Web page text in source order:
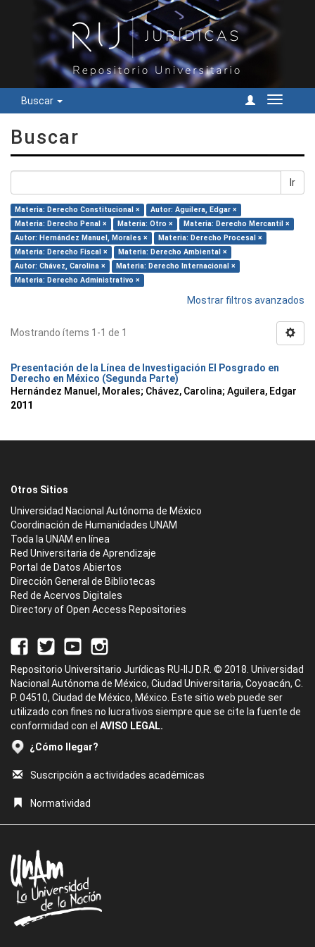
Buscar
Cambiar
Buscar
Ir
Materia: Derecho Constitucional ×
Autor: Aguilera, Edgar ×
Materia: Derecho Penal ×
Materia: Otro ×
Materia: Derecho Mercantil ×
Autor: Hernández Manuel, Morales ×
Materia: Derecho Procesal ×
Materia: Derecho Fiscal ×
Materia: Derecho Ambiental ×
Autor: Chávez, Carolina ×
Materia: Derecho Internacional ×
Materia: Derecho Administrativo ×
Mostrar filtros avanzados
Mostrando ítems 1-1 de 1
Presentación de la Línea de Investigación El Posgrado en
Derecho en México (Segunda Parte)
Hernández Manuel, Morales; Chávez, Carolina; Aguilera, Edgar
2011
Otros Sitios
Universidad Nacional Autónoma de México
Coordinación de Humanidades UNAM
Toda la UNAM en línea
Red Universitaria de Aprendizaje
Portal de Datos Abiertos
Dirección General de Bibliotecas
Red de Acervos Digitales
Directory of Open Access Repositories
Repositorio Universitario Jurídicas RU-IIJ D.R. © 2018. Universidad
Nacional Autónoma de México, Ciudad Universitaria, Coyoacán, C.
P. 04510, Ciudad de México, México. Este sitio web puede ser
utilizado con fines no lucrativos siempre que se cite la fuente de
conformidad con el AVISO LEGAL.
¿Cómo llegar?
Suscripción a actividades académicas
Normatividad